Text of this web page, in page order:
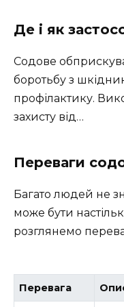
Де і як
Содове
боротьбу з
профілактику.
захисту від…
Переваги
Багато людей не
може бути
розглянемо
Перевага